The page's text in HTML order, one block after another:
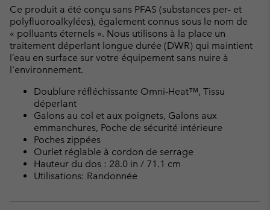
Ce produit a été conçu sans PFAS (substances per- et
polyfluoroalkylées), également connus sous le nom de
« polluants éternels ». Nous utilisons à la place un
traitement déperlant longue durée (DWR) qui maintient
l’eau en surface sur votre équipement sans nuire à
l'environnement.
Doublure réfléchissante Omni-Heat™, Tissu
déperlant
Galons au col et aux poignets, Galons aux
emmanchures, Poche de sécurité intérieure
Poches zippées
Ourlet réglable à cordon de serrage
Hauteur du dos : 28.0 in / 71.1 cm
Utilisations: Randonnée